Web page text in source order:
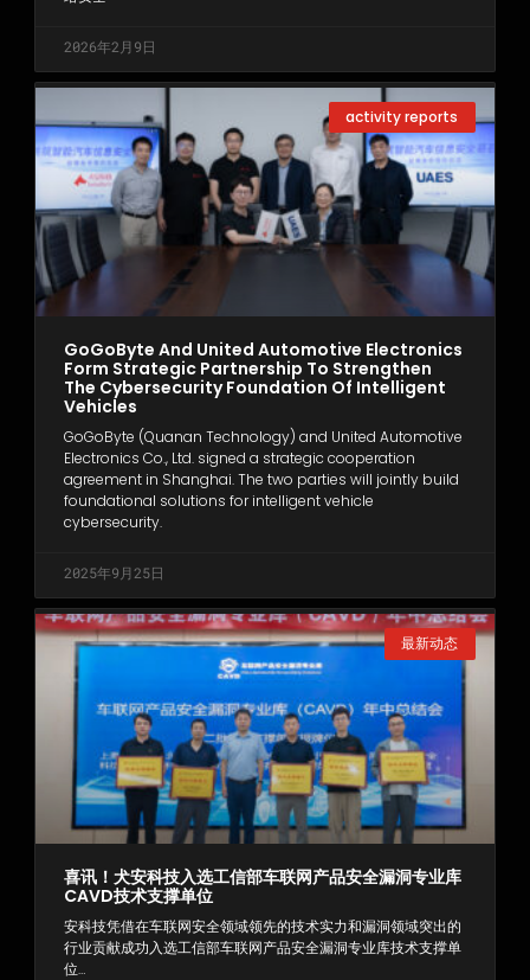
2026年2月9日
activity reports
GoGoByte And United Automotive Electronics
Form Strategic Partnership To Strengthen
The Cybersecurity Foundation Of Intelligent
Vehicles
GoGoByte (Quanan Technology) and United Automotive
Electronics Co., Ltd. signed a strategic cooperation
agreement in Shanghai. The two parties will jointly build
foundational solutions for intelligent vehicle
cybersecurity.
2025年9月25日
最新动态
喜讯！犬安科技入选工信部车联网产品安全漏洞专业库
CAVD技术支撑单位
安科技凭借在车联网安全领域领先的技术实力和漏洞领域突出的
行业贡献成功入选工信部车联网产品安全漏洞专业库技术支撑单
位…